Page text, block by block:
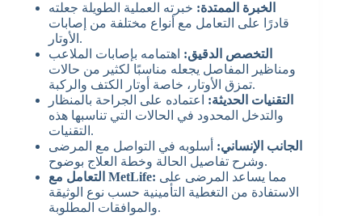
الخبرة الممتدة: خبرته العملية الطويلة جعلته
قادرًا على التعامل مع أنواع مختلفة من إصابات
الأوتار.
التخصص الدقيق: اهتمامه بإصابات الملاعب
ومناظير المفاصل يجعله مناسبًا لكثير من حالات
تمزق الأوتار، خاصة أوتار الكتف والركبة.
التقنيات الحديثة: اعتماده على الجراحة بالمنظار
والتدخل المحدود في الحالات التي تناسبها هذه
التقنيات.
الجانب الإنساني: أسلوبه في التواصل مع المرضى
وشرح تفاصيل الحالة وخطة العلاج بوضوح.
التعامل مع MetLife:
الاستفادة من التغطية التأمينية حسب نوع الوثيقة
والموافقات المطلوبة.